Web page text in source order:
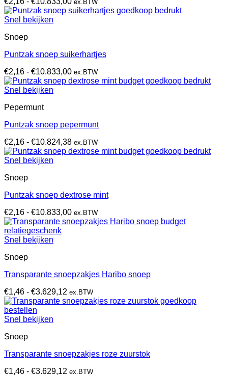
€2,16
ex.BTW
Snel bekijken
Snoep
Puntzak snoep suikerhartjes
€2,16 - €10.833,00Prijsklasse:
€2,16
ex.BTW
Snel bekijken
Pepermunt
Puntzak snoep pepermunt
€2,16 - €10.824,38Prijsklasse:
€2,16
ex.BTW
Snel bekijken
Snoep
Puntzak snoep dextrose mint
€2,16 - €10.833,00Prijsklasse:
€2,16
ex.BTW
Snel bekijken
Snoep
Transparante snoepzakjes Haribo snoep
€1,46 - €3.629,12 Prijsklasse:
€1,46
ex.BTW
Snel bekijken
Snoep
Transparante snoepzakjes roze zuurstok
€1,46 - €3.629,12 Prijsklasse:
ex.BTW